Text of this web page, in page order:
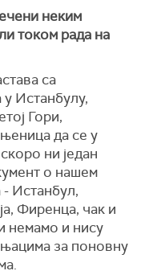
неким
током рада на
са
у Истанбулу,
Гори,
да се у
ни један
о нашем
Истанбул,
Фиренца, чак и
немамо и нису
за поновну